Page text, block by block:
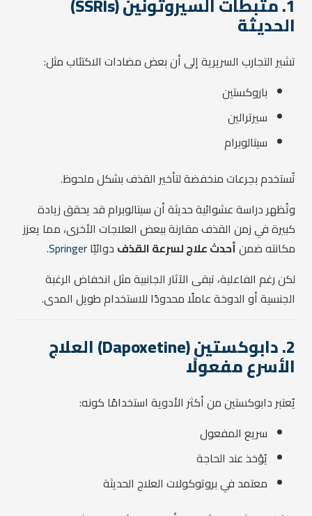
الحديثة
تشير التجارب السريرية إلى أن بعض مضادات الاكتئاب مثل:
باروكستين
سيرترالين
سيتالوبرام
تُستخدم بجرعات منخفضة لتأخير القذف بشكل ملحوظ.
وتُظهر دراسة عشوائية حديثة أن سيتالوبرام قد يحقق زيادة
كبيرة في زمن القذف مقارنة ببعض العلاجات الأخرى، مما يعزز
مكانته ضمنأحدث علاج لسرعة القذف دوائيًاSpringer
.
لكن رغم الفاعلية، تبقى الآثار الجانبية مثل انخفاض الرغبة
الجنسية أو الدوخة عاملًا محدودًا للاستخدام طويل المدى.
2. دابوكستين (Dapoxetine) العلاج
الأسرع مفعولًا
يُعتبر دابوكستين من أكثر الأدوية استخدامًا كونه:
سريع المفعول
يُؤخذ عند الحاجة
معتمد في بروتوكولات العلاج الحديثة